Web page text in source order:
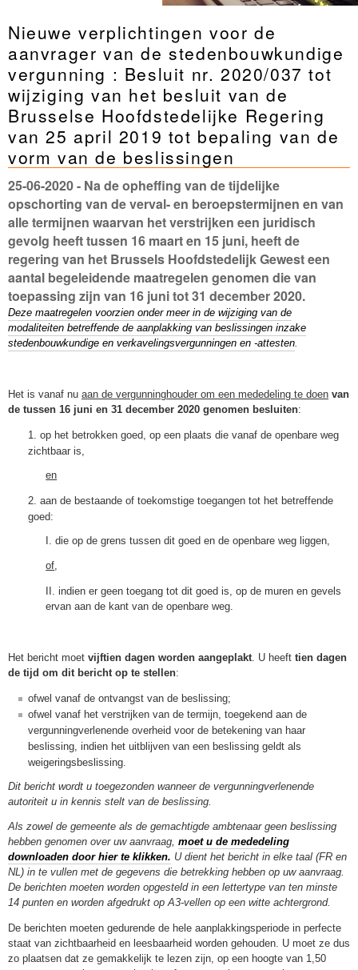
Nieuwe verplichtingen voor de
aanvrager van de stedenbouwkundige
vergunning : Besluit nr. 2020/037 tot
wijziging van het besluit van de
Brusselse Hoofdstedelijke Regering
van 25 april 2019 tot bepaling van de
vorm van de beslissingen
25-06-2020- Na de opheffing van de tijdelijke
opschorting van de verval- en beroepstermijnen en van
alle termijnen waarvan het verstrijken een juridisch
gevolg heeft tussen 16 maart en 15 juni, heeft de
regering van het Brussels Hoofdstedelijk Gewest een
aantal begeleidende maatregelen genomen die van
toepassing zijn van 16 juni tot 31 december 2020.
Deze maatregelen voorzien onder meer in de wijziging van de
modaliteiten betreffende de aanplakking van beslissingen inzake
stedenbouwkundige en verkavelingsvergunningen en -attesten.
Het is vanaf nu aan de vergunninghouder om een mededeling te doen van
de tussen 16 juni en 31 december 2020 genomen besluiten:
1. op het betrokken goed, op een plaats die vanaf de openbare weg
zichtbaar is,
en
2. aan de bestaande of toekomstige toegangen tot het betreffende
goed:
I. die op de grens tussen dit goed en de openbare weg liggen,
of,
II. indien er geen toegang tot dit goed is, op de muren en gevels
ervan aan de kant van de openbare weg.
Het bericht moet vijftien dagen worden aangeplakt . U heeft tien dagen
de tijd om dit bericht op te stellen:
ofwel vanaf de ontvangst van de beslissing;
ofwel vanaf het verstrijken van de termijn, toegekend aan de
vergunningverlenende overheid voor de betekening van haar
beslissing, indien het uitblijven van een beslissing geldt als
weigeringsbeslissing.
Dit bericht wordt u toegezonden wanneer de vergunningverlenende
autoriteit u in kennis stelt van de beslissing.
Als zowel de gemeente als de gemachtigde ambtenaar geen beslissing
hebben genomen over uw aanvraag, moet u de mededeling
downloaden door hier te klikken. U dient het bericht in elke taal (FR en
NL) in te vullen met de gegevens die betrekking hebben op uw aanvraag.
De berichten moeten worden opgesteld in een lettertype van ten minste
14 punten en worden afgedrukt op A3-vellen op een witte achtergrond.
De berichten moeten gedurende de hele aanplakkingsperiode in perfecte
staat van zichtbaarheid en leesbaarheid worden gehouden. U moet ze dus
zo plaatsen dat ze gemakkelijk te lezen zijn, op een hoogte van 1,50